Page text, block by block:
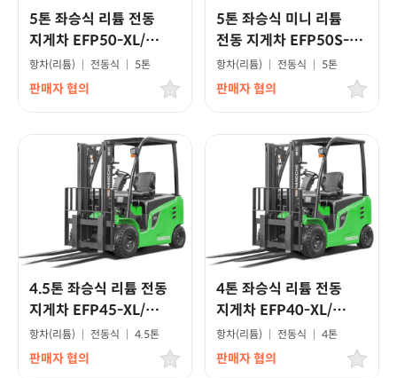
5톤 좌승식 리튬 전동
지게차 EFP50-XL/
고급형모델
항차(리튬) | 전동식 | 5톤
판매자 협의
5톤 좌승식 미니 리튬
전동 지게차 EFP50S-
XL/고급형모델
항차(리튬) | 전동식 | 5톤
판매자 협의
4.5톤 좌승식 리튬 전동
지게차 EFP45-XL/
고급형모델
항차(리튬) | 전동식 | 4.5톤
판매자 협의
4톤 좌승식 리튬 전동
지게차 EFP40-XL/
고급형모델
항차(리튬) | 전동식 | 4톤
판매자 협의